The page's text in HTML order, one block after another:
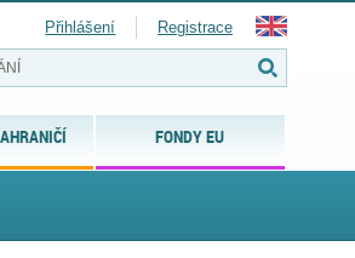
FONDY EU
Přihlášení Registrace